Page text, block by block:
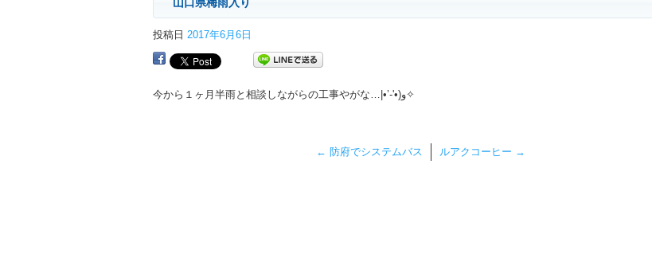
投稿日 2017年6月6日
今から１ヶ月半雨と相談しながらの工事やがな…‎‎|•’-'•)و✧
← 防府でシステムバス ルアクコーヒー →